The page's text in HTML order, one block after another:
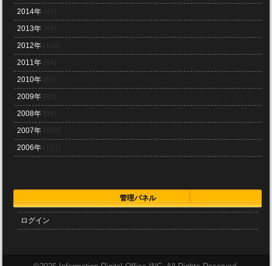
2014年
2013年
2012年
2011年
2010年
2009年
2008年
2007年
2006年
管理パネル
ログイン